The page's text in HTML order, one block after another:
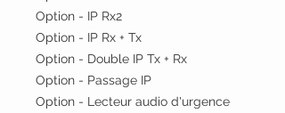
Option - IP Rx2
Option - IP Rx + Tx
Option - Double IP Tx + Rx
Option - Passage IP
Option - Lecteur audio d'urgence